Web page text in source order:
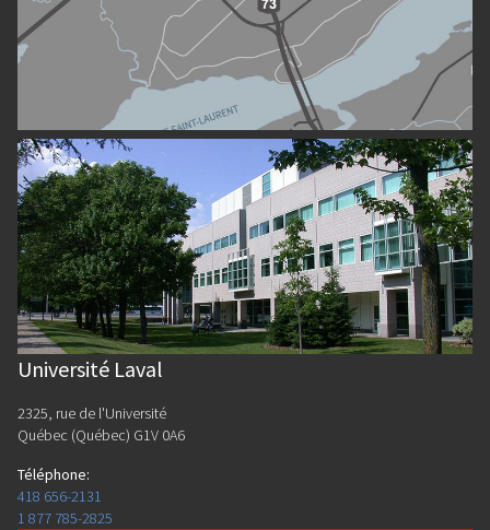
Université Laval
2325, rue de l'Université
Québec (Québec) G1V 0A6
Téléphone:
418 656-2131
1 877 785-2825